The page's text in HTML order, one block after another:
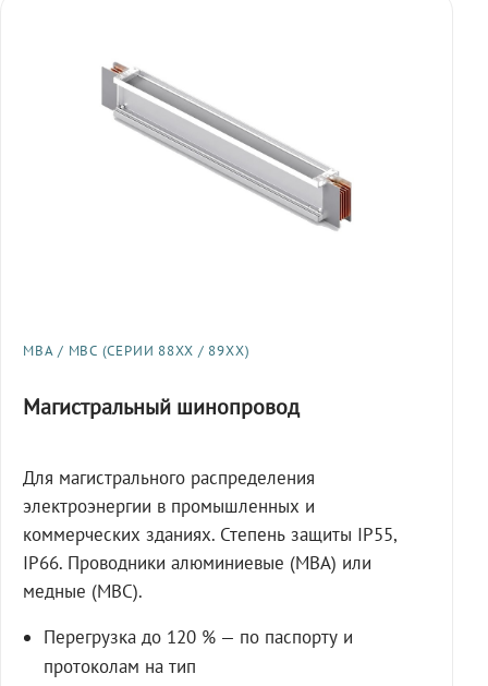
МВА / МВС (СЕРИИ 88XX / 89XX)
Магистральный шинопровод
Для магистрального распределения
электроэнергии в промышленных и
коммерческих зданиях. Степень защиты IP55,
IP66. Проводники алюминиевые (МВА) или
медные (МВС).
Перегрузка до 120 % — по паспорту и
протоколам на тип